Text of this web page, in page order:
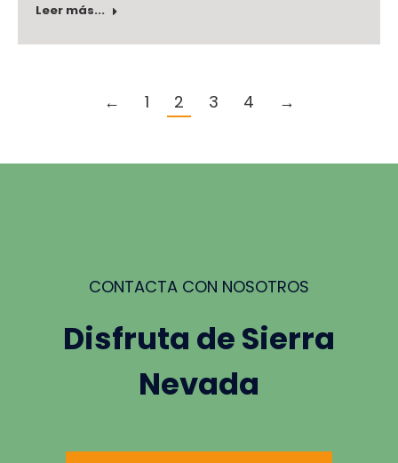
Leer más...
← 1 2 3 4 →
CONTACTA CON NOSOTROS
Disfruta de Sierra
Nevada